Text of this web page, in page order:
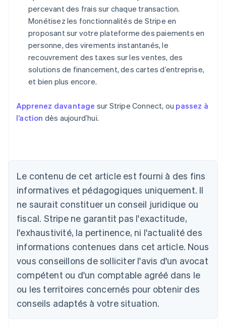
percevant des frais sur chaque transaction.
Monétisez les fonctionnalités de Stripe en
proposant sur votre plateforme des paiements en
personne, des virements instantanés, le
recouvrement des taxes sur les ventes, des
solutions de financement, des cartes d’entreprise,
et bien plus encore.
Apprenez davantage sur Stripe Connect, ou passez à
l’action dès aujourd’hui.
Le contenu de cet article est fourni à des fins
informatives et pédagogiques uniquement. Il
ne saurait constituer un conseil juridique ou
fiscal. Stripe ne garantit pas l'exactitude,
l'exhaustivité, la pertinence, ni l'actualité des
informations contenues dans cet article. Nous
vous conseillons de solliciter l'avis d'un avocat
compétent ou d'un comptable agréé dans le
ou les territoires concernés pour obtenir des
conseils adaptés à votre situation.
DeutschEnglish
Australie
English
Autriche
DeutschEnglish
NederlandsFrançaisDeutschEnglish
Brésil
Português
Bulgarie
English
Canada
Chine continentale
简体中文English